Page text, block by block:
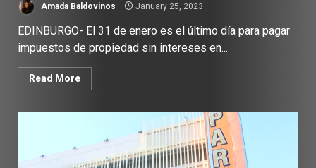
Amada Baldovinos January 25, 2023
EDINBURGO- El 31 de enero es el último día para pagar
impuestos de propiedad sin intereses en...
Read More